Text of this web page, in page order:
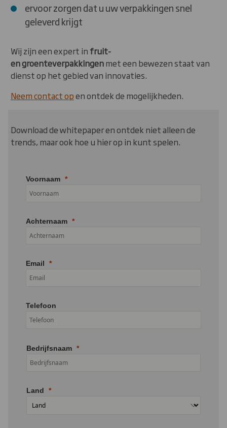
ervoor zorgen dat u uw verpakkingen snel
geleverd krijgt
Wij zijn een expert in fruit-
engroenteverpakkingenmet een bewezen staat van
dienst op het gebied van innovaties.
Neem contact open ontdek de mogelijkheden.
Download de whitepaper en ontdek niet alleen de
trends, maar ook hoe u hier op in kunt spelen.
Voornaam
Achternaam
Email
Telefoon
Bedrijfsnaam
Land